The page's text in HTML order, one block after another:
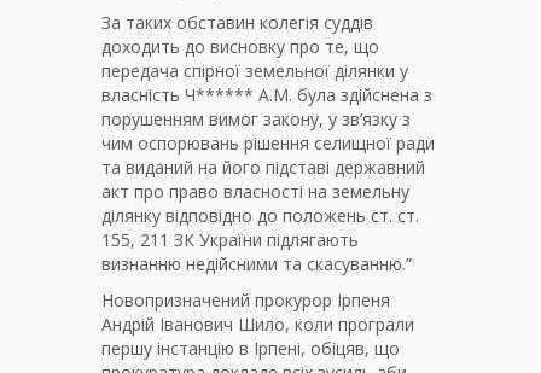
За таких обставин колегія суддів
доходить до висновку про те, що
передача спірної земельної ділянки у
власність Ч****** А.М. була здійснена з
порушенням вимог закону, у зв’язку з
чим оспорювань рішення селищної ради
та виданий на його підставі державний
акт про право власності на земельну
ділянку відповідно до положень ст. ст.
155, 211 ЗК України підлягають
визнанню недійсними та скасуванню.”
Новопризначений прокурор Ірпеня
Андрій Іванович Шило, коли програли
першу інстанцію в Ірпені, обіцяв, що